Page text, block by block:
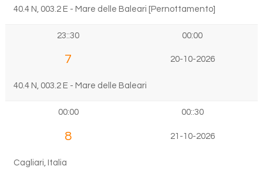
40.4 N, 003.2 E - Mare delle Baleari [Pernottamento]
23::30 00:00
7 20-10-2026
40.4 N, 003.2 E - Mare delle Baleari
00:00 00::30
8 21-10-2026
Cagliari, Italia